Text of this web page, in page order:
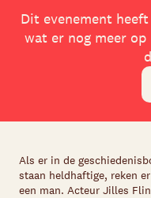
Dit evenement
wat er nog meer
Als er in de
staan heldhaftige, reken
een man. Acteur Jilles